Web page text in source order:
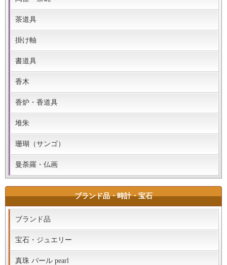
茶道具
掛け軸
書道具
香木
香炉・香道具
堆朱
珊瑚（サンゴ）
曼荼羅・仏画
ブランド品・時計・宝石
ブランド品
宝石・ジュエリー
真珠 パール pearl